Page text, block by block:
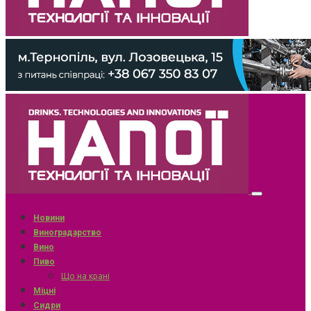
Новини
Виноградарство
Вино
Пиво
Що на крані
Міцні
Сидри